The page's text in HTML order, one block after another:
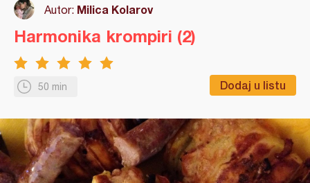
Autor: Milica Kolarov
50 min Dodaj u listu
Harmonika krompiri (2)